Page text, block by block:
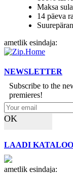
Maksa
14 päeva
ametlik esindaja:
NEWSLETTER
Subscribe to the
premieres!
OK
LAADI
ametlik esindaja: